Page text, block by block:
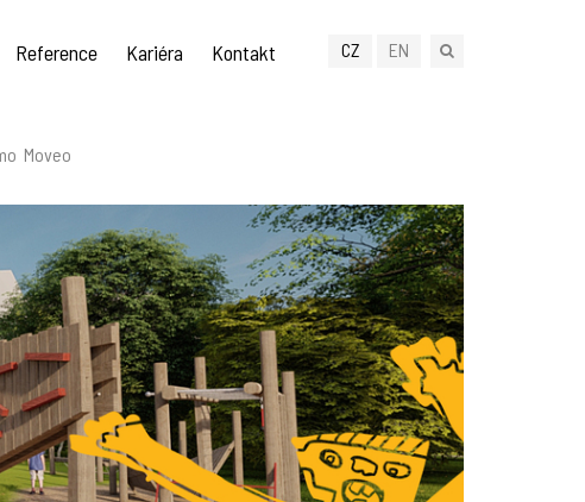
CZ EN
Reference Kariéra Kontakt
Moveo